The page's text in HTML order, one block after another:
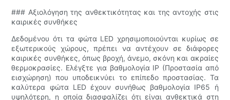
### Αξιολόγηση της ανθεκτικότητας και της αντοχής στις
καιρικές συνθήκες
Δεδομένου ότι τα φώτα LED χρησιμοποιούνται κυρίως σε
εξωτερικούς χώρους, πρέπει να αντέχουν σε διάφορες
καιρικές συνθήκες, όπως βροχή, άνεμο, σκόνη και ακραίες
θερμοκρασίες. Ελέγξτε για βαθμολογία IP (Προστασία από
εισχώρηση) που υποδεικνύει το επίπεδο προστασίας. Τα
καλύτερα φώτα LED έχουν συνήθως βαθμολογία IP65 ή
υψηλότερη, η οποία διασφαλίζει ότι είναι ανθεκτικά στη